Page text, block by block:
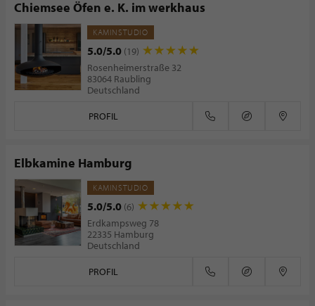
Chiemsee Öfen e. K. im werkhaus
KAMINSTUDIO
5.0/5.0 (19)
Rosenheimerstraße 32
83064 Raubling
Deutschland
PROFIL
Elbkamine Hamburg
KAMINSTUDIO
5.0/5.0 (6)
Erdkampsweg 78
22335 Hamburg
Deutschland
PROFIL